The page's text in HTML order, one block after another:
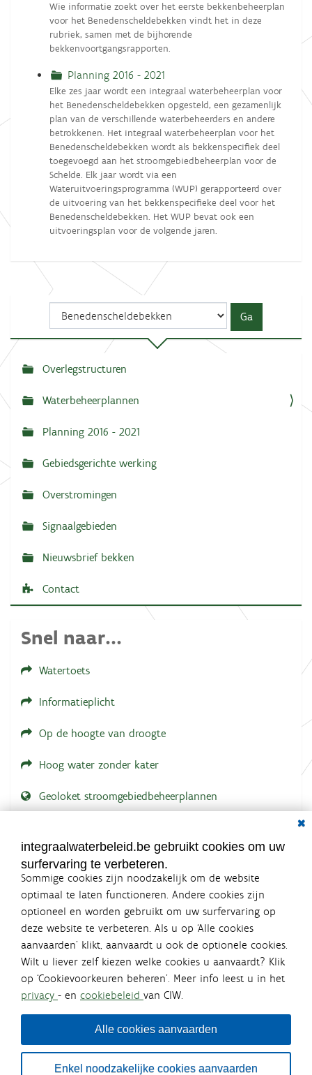
Wie informatie zoekt over het eerste bekkenbeheerplan
voor het Benedenscheldebekken vindt het in deze
rubriek, samen met de bijhorende
bekkenvoortgangsrapporten.
Planning 2016 - 2021
Elke zes jaar wordt een integraal waterbeheerplan voor
het Benedenscheldebekken opgesteld, een gezamenlijk
plan van de verschillende waterbeheerders en andere
betrokkenen. Het integraal waterbeheerplan voor het
Benedenscheldebekken wordt als bekkenspecifiek deel
toegevoegd aan het stroomgebiedbeheerplan voor de
Schelde. Elk jaar wordt via een
Wateruitvoeringsprogramma (WUP) gerapporteerd over
de uitvoering van het bekkenspecifieke deel voor het
Benedenscheldebekken. Het WUP bevat ook een
uitvoeringsplan voor de volgende jaren.
N
a
i
g
t
Overlegstructuren
Waterbeheerplannen
Planning 2016 - 2021
Gebiedsgerichte werking
Overstromingen
Signaalgebieden
Nieuwsbrief bekken
Contact
Snel naar...
Watertoets
Informatieplicht
Op de hoogte van droogte
Hoog water zonder kater
Geoloket stroomgebiedbeheerplannen
LOGIN VEREIST
integraalwaterbeleid.be gebruikt cookies om uw
surfervaring te verbeteren.
Sommige cookies zijn noodzakelijk om de website
optimaal te laten functioneren. Andere cookies zijn
optioneel en worden gebruikt om uw surfervaring op
deze website te verbeteren. Als u op ‘Alle cookies
aanvaarden’ klikt, aanvaardt u ook de optionele cookies.
Wilt u liever zelf kiezen welke cookies u aanvaardt? Klik
op ‘Cookievoorkeuren beheren’. Meer info leest u in het
privacy - en cookiebeleid van CIW.
Alle cookies aanvaarden
Enkel noodzakelijke cookies aanvaarden
Integraalwaterbeleid.be is een
officiële website van de Vlaamse
overheid
uitgegeven door Coördinatiecommissie Integraal
Waterbeleid
De Coördinatiecommissie Integraal Waterbeleid (CIW) is een
bestuursniveaus die bij het waterbeleid betrokken zijn. Ook
waterbedrijven nemen deel aan het overleg. Deze
samenwerking zorgt voor een gecoördineerde en
geïntegreerde aanpak van het waterbeleid en waterbeheer
in Vlaanderen.